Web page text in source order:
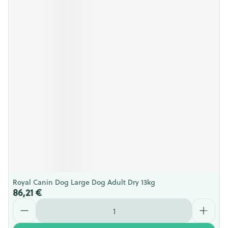
Royal Canin Dog Large Dog Adult Dry 13kg
86,21 €
Quantité